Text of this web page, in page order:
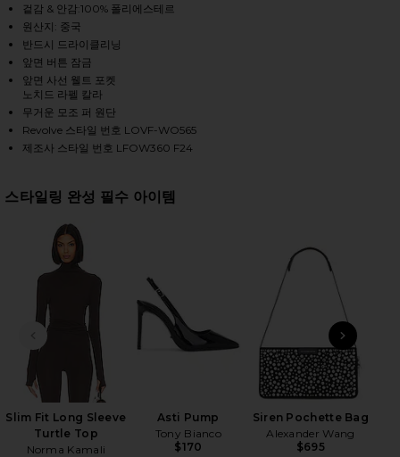
2 of 5 WAINSCOTT FAUX FUR 자켓 in Brown
WAINSCOTT FAUX FUR JACKET IN BROWN ON
WAINSCOTT FAUX FUR JACKET IN BROWN
WAINSCOTT FAUX FUR JACKET IN BROWN ON
겉감 & 안감:100% 폴리에스테르
원산지: 중국
반드시 드라이클리닝
앞면 버튼 잠금
앞면 사선 웰트 포켓
노치드 라펠 칼라
무거운 모조 퍼 원단
Revolve 스타일 번호 LOVF-WO565
제조사 스타일 번호 LFOW360 F24
스타일링 완성 필수 아이템
전 슬라이드
Slim Fit Long Sleeve
Turtle Top
Norma Kamali
Asti Pump
Tony Bianco
$170
Siren Pochette Bag
Alexander Wang
$695